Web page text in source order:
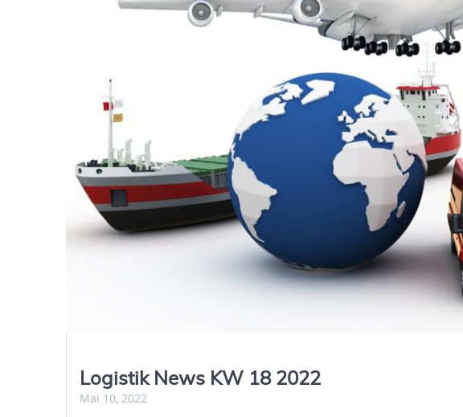
Logistik News KW 18 2022
Mai 10, 2022